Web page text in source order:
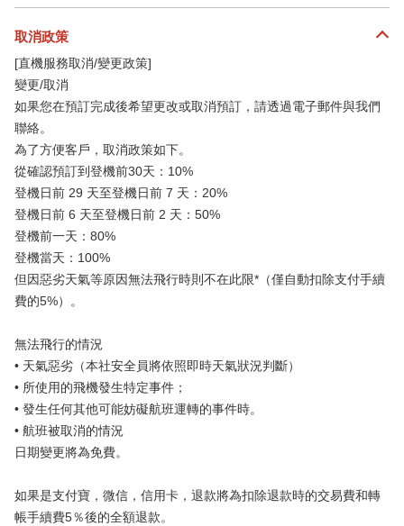
取消政策
[直機服務取消/變更政策]
變更/取消
如果您在預訂完成後希望更改或取消預訂，請透過電子郵件與我們
聯絡。
為了方便客戶，取消政策如下。
從確認預訂到登機前30天：10%
登機日前 29 天至登機日前 7 天：20%
登機日前 6 天至登機日前 2 天：50%
登機前一天：80%
登機當天：100%
但因惡劣天氣等原因無法飛行時則不在此限*（僅自動扣除支付手續
費的5%）。
無法飛行的情況
• 天氣惡劣（本社安全員將依照即時天氣狀況判斷）
• 所使用的飛機發生特定事件；
• 發生任何其他可能妨礙航班運轉的事件時。
• 航班被取消的情況
日期變更將為免費。
如果是支付寶，微信，信用卡，退款將為扣除退款時的交易費和轉
帳手續費5％後的全額退款。